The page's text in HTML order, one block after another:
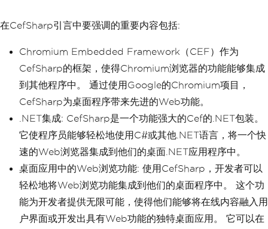
在CefSharp引言中要强调的重要内容包括:
Chromium Embedded Framework（CEF）作为
CefSharp的框架，使得Chromium浏览器的功能能够集成
到其他程序中。 通过使用Google的Chromium项目，
CefSharp为桌面程序带来先进的Web功能。
.NET集成: CefSharp是一个功能强大的Cef的.NET包装。
它使程序员能够轻松地使用C#或其他.NET语言，将一个快
速的Web浏览器集成到他们的桌面.NET应用程序中。
桌面应用中的Web浏览功能: 使用CefSharp，开发者可以
轻松地将Web浏览功能集成到他们的桌面程序中。 这个功
能为开发者提供无限可能，使得他们能够将在线内容融入用
户界面或开发出具有Web功能的独特桌面应用。 它可以在